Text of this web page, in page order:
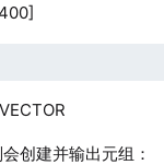
创建并输出元组：